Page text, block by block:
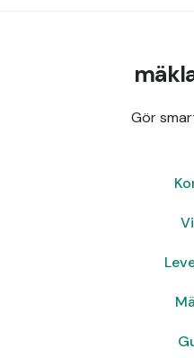
Gör